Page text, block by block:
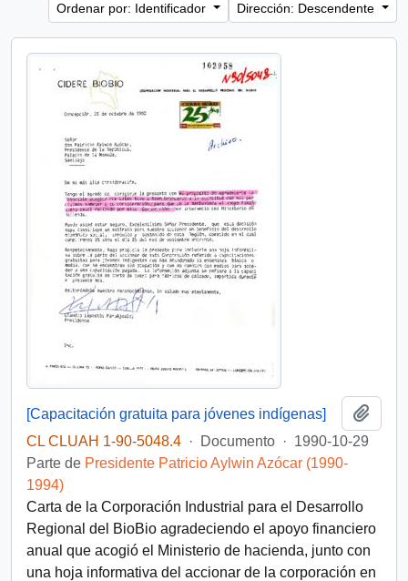
Ordenar por: Identificador
Dirección: Descendente
[Capacitación gratuita para jóvenes indígenas]
CL CLUAH 1-90-5048.4 · Documento · 1990-10-29
Parte de Presidente Patricio Aylwin Azócar (1990-
1994)
Carta de la Corporación Industrial para el Desarrollo
Regional del BioBio agradeciendo el apoyo financiero
anual que acogió el Ministerio de hacienda, junto con
una hoja informativa del accionar de la corporación en